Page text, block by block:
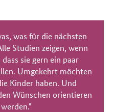
was für die nächsten
Studien zeigen, wenn
sie gern ein paar
Umgekehrt möchten
Kinder haben. Und
Wünschen orientieren